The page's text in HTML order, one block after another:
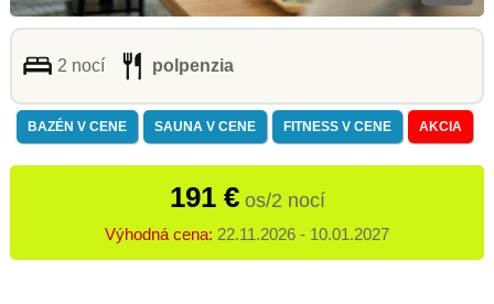
2 nocí polpenzia
BAZÉN V CENE SAUNA V CENE FITNESS V CENE AKCIA
191 €os/2 nocí
Výhodná cena: 22.11.2026 - 10.01.2027